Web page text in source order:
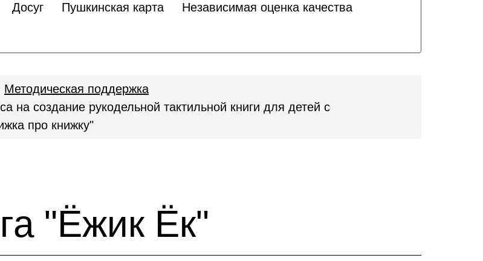
Досуг Пушкинская карта Независимая оценка качества
Методическая поддержка
на создание рукодельной тактильной книги для детей с
про книжку"
"Ёжик Ёк"